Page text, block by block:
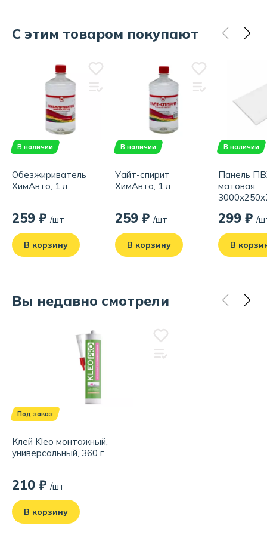
С этим товаром покупают
В наличии
Обезжириватель
ХимАвто, 1 л
259 ₽ /шт
В корзину
В наличии
Уайт-спирит
ХимАвто, 1 л
259 ₽ /шт
В корзину
В наличии
Панель
матовая,
299 ₽ /
В
Вы недавно смотрели
Под заказ
Клей Kleo монтажный,
универсальный, 360 г
210 ₽ /шт
В корзину